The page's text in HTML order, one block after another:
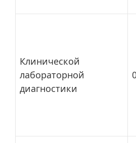
Клинической
лабораторной
диагностики